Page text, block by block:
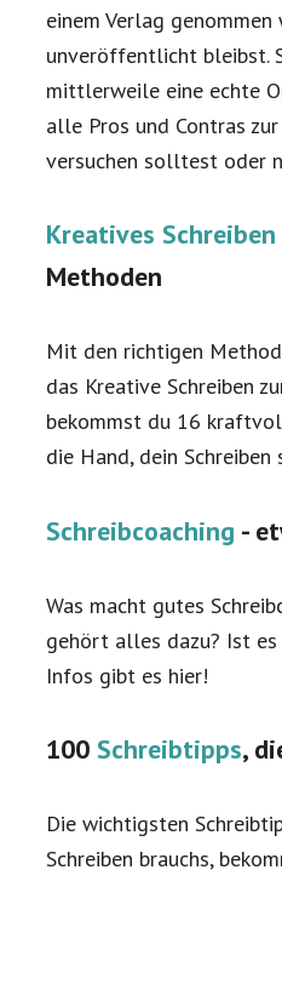
einem Verlag
unveröffentlicht bleibst.
mittlerweile eine echte
alle Pros und Contras
versuchen solltest oder
Kreatives Schreiben
Methoden
Mit den richtigen
das Kreative Schreiben
bekommst du 16
die Hand, dein
Schreibcoaching -
Was macht gutes
gehört alles dazu? Ist
Infos gibt es hier!
100Schreibtipps,
Die wichtigsten
Schreiben brauchs,